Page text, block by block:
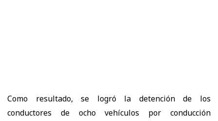
Como resultado, se logró la detención de los
conductores de ocho vehículos por conducción